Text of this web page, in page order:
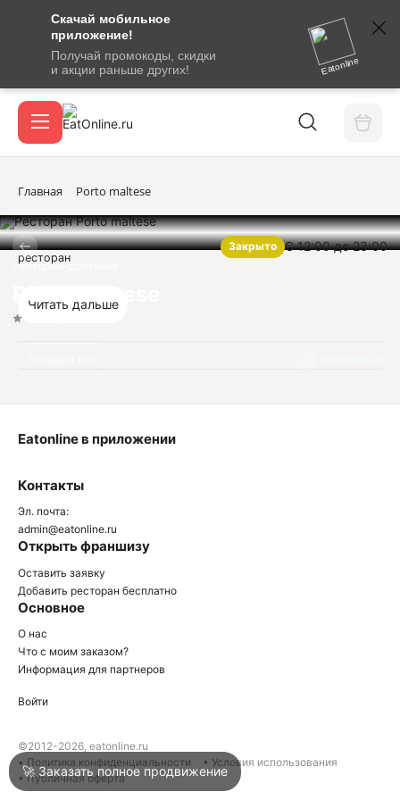
Скачай мобильное
приложение!
Получай промокоды, скидки
и акции раньше других!
Eatonline
сообщение
кодом
подтверждения
Вход / регистрация
Акции
Войти
Написать в техподдержку
Главная Porto maltese
Закрыто С 12:00 до 23:00
Ресторан-Доставка
Porto maltese
ресторан
Читать дальше
Контакты
Эл. почта:
admin@eatonline.ru
Открыть франшизу
Оставить заявку
Добавить ресторан бесплатно
Основное
О нас
Что с моим заказом?
Информация для партнеров
Eatonline в приложении
Войти
©2012-2026, eatonline.ru
• Политика конфиденциальности
• Условия использования
• Публичная оферта
🚀 Заказать полное продвижение